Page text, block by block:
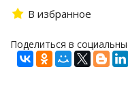
В избранное
Поделиться в